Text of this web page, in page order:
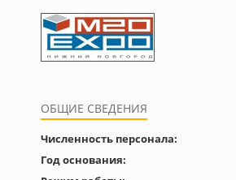
ОБЩИЕ СВЕДЕНИЯ
Численность персонала:
Год основания: